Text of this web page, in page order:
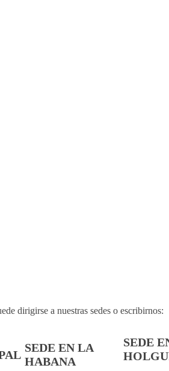
dirigirse a nuestras sedes o escribirnos:
SEDE EN LA
HABANA
SEDE